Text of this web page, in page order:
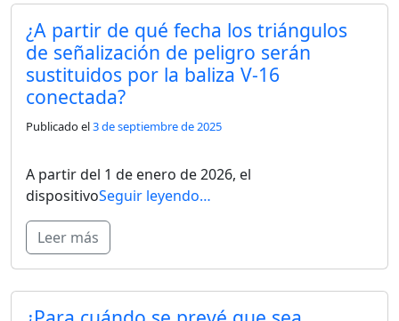
¿A partir de qué fecha los triángulos
de señalización de peligro serán
sustituidos por la baliza V-16
conectada?
Publicado el3 de septiembre de 2025
A partir del 1 de enero de 2026, el
dispositivoSeguir leyendo…
Leer más